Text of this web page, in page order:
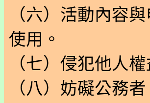
（六）活動內容
使用。
（七）侵犯他人
（八）妨礙公務者